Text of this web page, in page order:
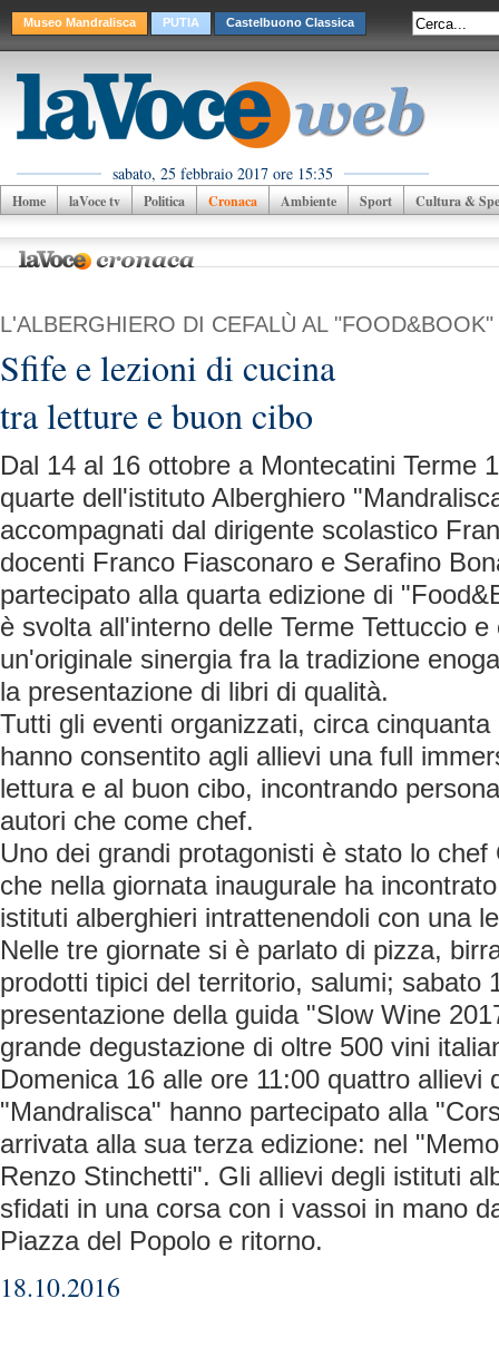
Museo Mandralisca PUTIA Castelbuono Classica
sabato, 25 febbraio 2017 ore 15:35
Home laVoce tv Politica Cronaca Ambiente Sport Cultura &
L'ALBERGHIERO DI CEFALÙ AL
Sfife e lezioni di cucina
tra letture e buon cibo
Dal 14 al 16 ottobre a Montecatini Terme
quarte dell'istituto Alberghiero
accompagnati dal dirigente scolastico
docenti Franco Fiasconaro e Serafino
partecipato alla quarta edizione di
è svolta all'interno delle Terme Tettuccio
un'originale sinergia fra la tradizione
la presentazione di libri di qualità.
Tutti gli eventi organizzati, circa
hanno consentito agli allievi una full
lettura e al buon cibo, incontrando
autori che come chef.
Uno dei grandi protagonisti è stato lo
che nella giornata inaugurale ha
istituti alberghieri intrattenendoli con una
Nelle tre giornate si è parlato di pizza,
prodotti tipici del territorio, salumi; sabato
presentazione della guida "Slow Wine
grande degustazione di oltre 500 vini
Domenica 16 alle ore 11:00 quattro allievi
"Mandralisca" hanno partecipato alla
arrivata alla sua terza edizione: nel
Renzo Stinchetti". Gli allievi degli istituti
sfidati in una corsa con i vassoi in mano
Piazza del Popolo e ritorno.
18.10.2016